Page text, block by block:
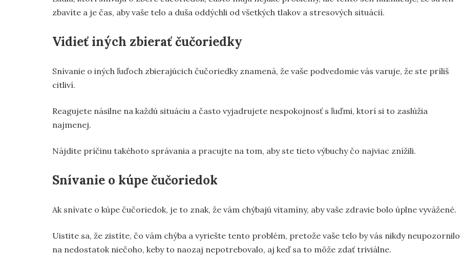
zbavíte a je čas, aby vaše telo a duša oddýchli od všetkých tlakov a stresových situácií.
Vidieť iných zbierať čučoriedky
Snívanie o iných ľuďoch zbierajúcich čučoriedky znamená, že vaše podvedomie vás varuje, že ste príliš
citliví.
Reagujete násilne na každú situáciu a často vyjadrujete nespokojnosť s ľuďmi, ktorí si to zaslúžia
najmenej.
Nájdite príčinu takéhoto správania a pracujte na tom, aby ste tieto výbuchy čo najviac znížili.
Snívanie o kúpe čučoriedok
Ak snívate o kúpe čučoriedok, je to znak, že vám chýbajú vitamíny, aby vaše zdravie bolo úplne vyvážené.
Uistite sa, že zistíte, čo vám chýba a vyriešte tento problém, pretože vaše telo by vás nikdy neupozornilo
na nedostatok niečoho, keby to naozaj nepotrebovalo, aj keď sa to môže zdať triviálne.